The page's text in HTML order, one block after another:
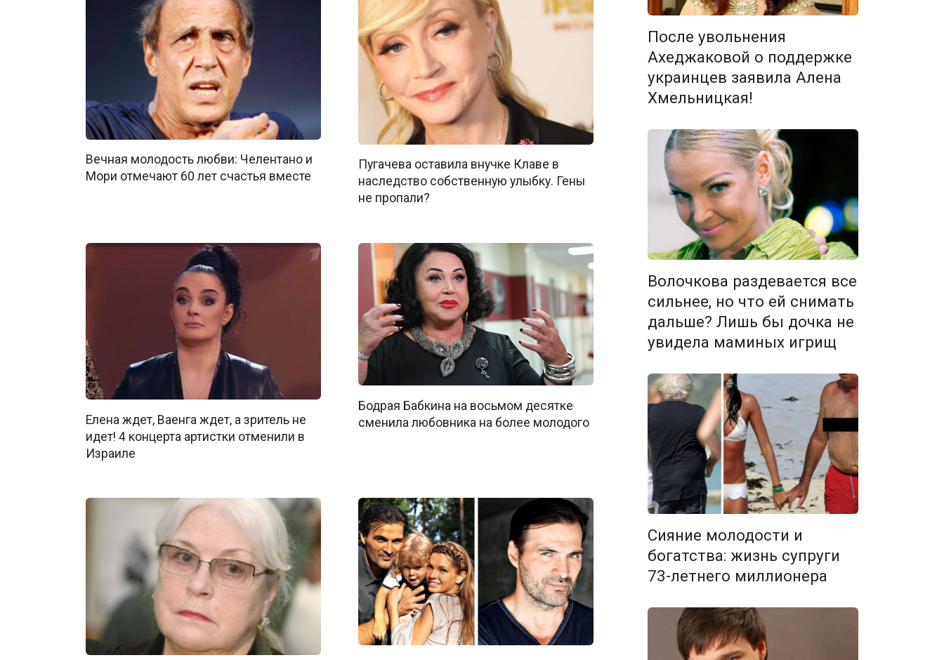
Вечная молодость любви: Челентано и
Мори отмечают 60 лет счастья вместе
Пугачева оставила внучке Клаве в
наследство собственную улыбку. Гены
не пропали?
Елена ждет, Ваенга ждет, а зритель не
идет! 4 концерта артистки отменили в
Израиле
Бодрая Бабкина на восьмом десятке
сменила любовника на более молодого
После увольнения
Ахеджаковой о поддержке
украинцев заявила Алена
Хмельницкая!
Волочкова раздевается все
сильнее, но что ей снимать
дальше? Лишь бы дочка не
увидела маминых игрищ
Сияние молодости и
богатства: жизнь супруги
73-летнего миллионера